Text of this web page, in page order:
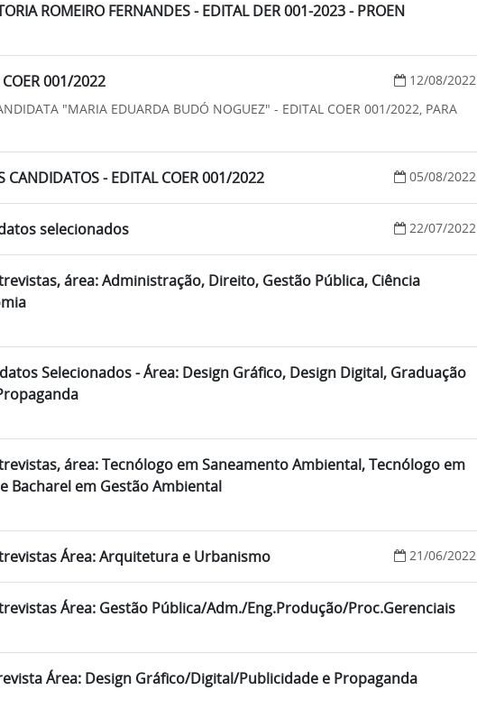
ROMEIRO FERNANDES - EDITAL DER 001-2023 - PROEN
001/2022
12/08/2022
"MARIA EDUARDA BUDÓ NOGUEZ" - EDITAL COER 001/2022, PARA
CANDIDATOS - EDITAL COER 001/2022 05/08/2022
selecionados 22/07/2022
área: Administração, Direito, Gestão Pública, Ciência
Selecionados - Área: Design Gráfico, Design Digital, Graduação
área: Tecnólogo em Saneamento Ambiental, Tecnólogo em
Bacharel em Gestão Ambiental
Área: Arquitetura e Urbanismo 21/06/2022
Área: Gestão Pública/Adm./Eng.Produção/Proc.Gerenciais
Área: Design Gráfico/Digital/Publicidade e Propaganda